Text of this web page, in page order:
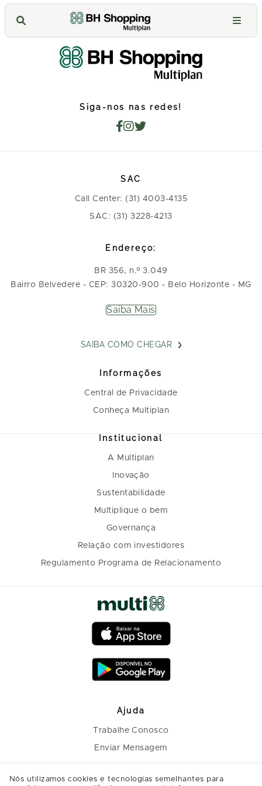
Siga-nos nas redes!
SAC
Call Center: (31) 4003-4135
SAC: (31) 3228-4213
Endereço:
BR 356, n.º 3.049
Bairro Belvedere - CEP: 30320-900 - Belo Horizonte - MG
Saiba Mais
SAIBA COMO CHEGAR
Informações
Central de Privacidade
Conheça Multiplan
Institucional
A Multiplan
Inovação
Sustentabilidade
Multiplique o bem
Governança
Relação com investidores
Regulamento Programa de Relacionamento
Ajuda
Trabalhe Conosco
Enviar Mensagem
Nós utilizamos cookies e tecnologias semelhantes para